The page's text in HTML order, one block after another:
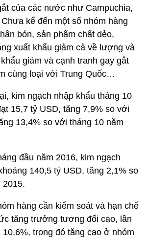
của các nước như Campuchia,
kể đến một số nhóm hàng
bón, sản phẩm chất dẻo,
xuất khẩu giảm cả về lượng và
giảm và cạnh tranh gay gắt
cùng loại với Trung Quốc…
kim ngạch nhập khẩu tháng 10
15,7 tỷ USD, tăng 7,9% so với
13,4% so với tháng 10 năm
đầu năm 2016, kim ngạch
140,5 tỷ USD, tăng 2,1% so
2015.
hàng cần kiểm soát và hạn chế
tăng trưởng tương đối cao, lần
10,6%, trong đó tăng cao ở nhóm